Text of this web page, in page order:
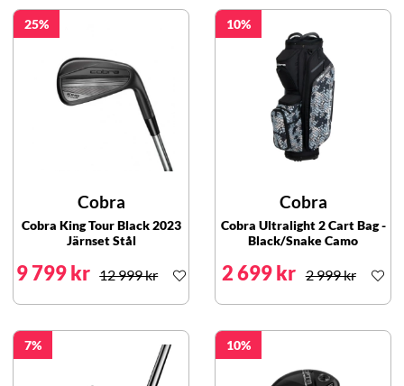
25
Cobra
Cobra King Tour Black 2023
Järnset Stål
9 799 kr 12 999 kr
10
Cobra
Cobra Ultralight 2 Cart Bag -
Black/Snake Camo
2 699 kr 2 999 kr
7 10